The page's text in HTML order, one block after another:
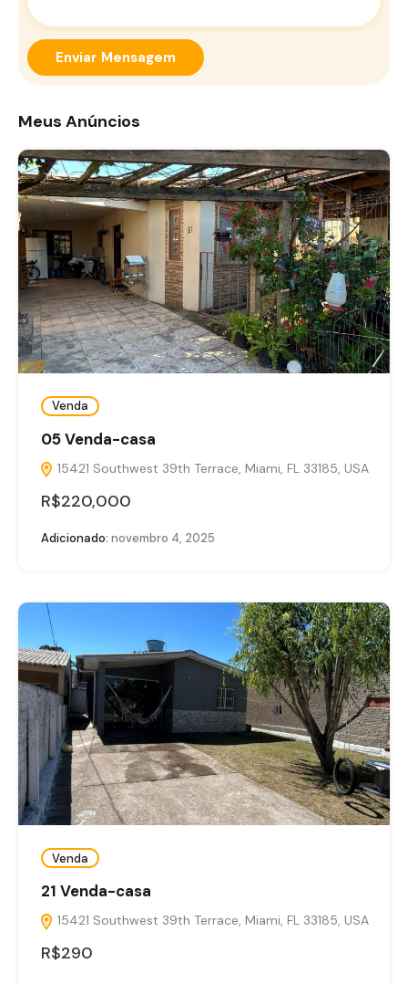
Enviar Mensagem
Meus Anúncios
Venda
05 Venda-casa
15421 Southwest 39th Terrace, Miami, FL 33185, USA
R$220,000
Adicionado: novembro 4, 2025
Venda
21 Venda-casa
15421 Southwest 39th Terrace, Miami, FL 33185, USA
R$290